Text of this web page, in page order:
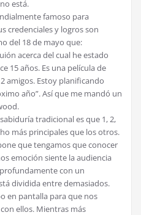
está.
famoso para
credenciales y logros son
del 18 de mayo que:
acerca del cual he estado
15 años. Es una película de
amigos. Estoy planificando
año”. Así que me mandó un
tradicional es que 1, 2,
más principales que los otros.
que tengamos que conocer
emoción siente la audiencia
con un
dividida entre demasiados.
en pantalla para que nos
ellos. Mientras más